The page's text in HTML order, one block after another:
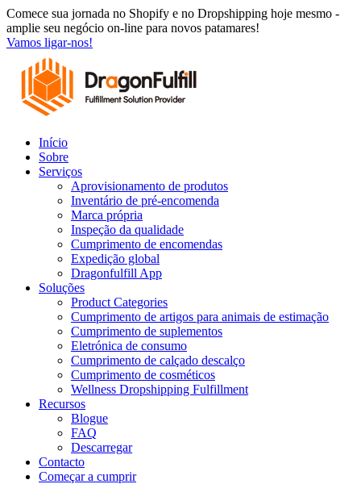
Saltar
para
o
conteúdo
Comece sua jornada no Shopify e no Dropshipping hoje mesmo -
amplie seu negócio on-line para novos patamares!
Vamos ligar-nos!
Início
Sobre
Serviços
Aprovisionamento de produtos
Inventário de pré-encomenda
Marca própria
Inspeção da qualidade
Cumprimento de encomendas
Expedição global
Dragonfulfill App
Soluções
Product Categories
Cumprimento de artigos para animais de estimação
Cumprimento de suplementos
Eletrónica de consumo
Cumprimento de calçado descalço
Cumprimento de cosméticos
Wellness Dropshipping Fulfillment
Recursos
Blogue
FAQ
Descarregar
Contacto
Começar a cumprir